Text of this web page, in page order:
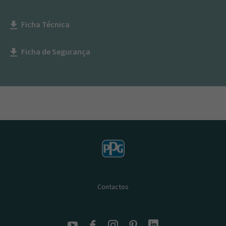
get_app Ficha Técnica
get_app Ficha de Segurança
Contactos